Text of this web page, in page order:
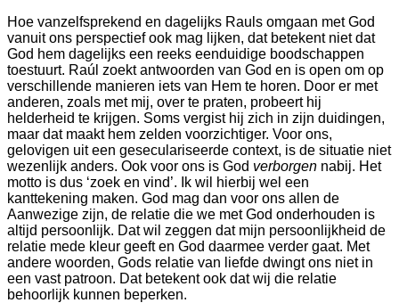
Hoe vanzelfsprekend en dagelijks Rauls omgaan met God
vanuit ons perspectief ook mag lijken, dat betekent niet dat
God hem dagelijks een reeks eenduidige boodschappen
toestuurt. Raúl zoekt antwoorden van God en is open om op
verschillende manieren iets van Hem te horen. Door er met
anderen, zoals met mij, over te praten, probeert hij
helderheid te krijgen. Soms vergist hij zich in zijn duidingen,
maar dat maakt hem zelden voorzichtiger. Voor ons,
gelovigen uit een geseculariseerde context, is de situatie niet
wezenlijk anders. Ook voor ons is God verborgen nabij. Het
motto is dus ‘zoek en vind’. Ik wil hierbij wel een
kanttekening maken. God mag dan voor ons allen de
Aanwezige zijn, de relatie die we met God onderhouden is
altijd persoonlijk. Dat wil zeggen dat mijn persoonlijkheid de
relatie mede kleur geeft en God daarmee verder gaat. Met
andere woorden, Gods relatie van liefde dwingt ons niet in
een vast patroon. Dat betekent ook dat wij die relatie
behoorlijk kunnen beperken.